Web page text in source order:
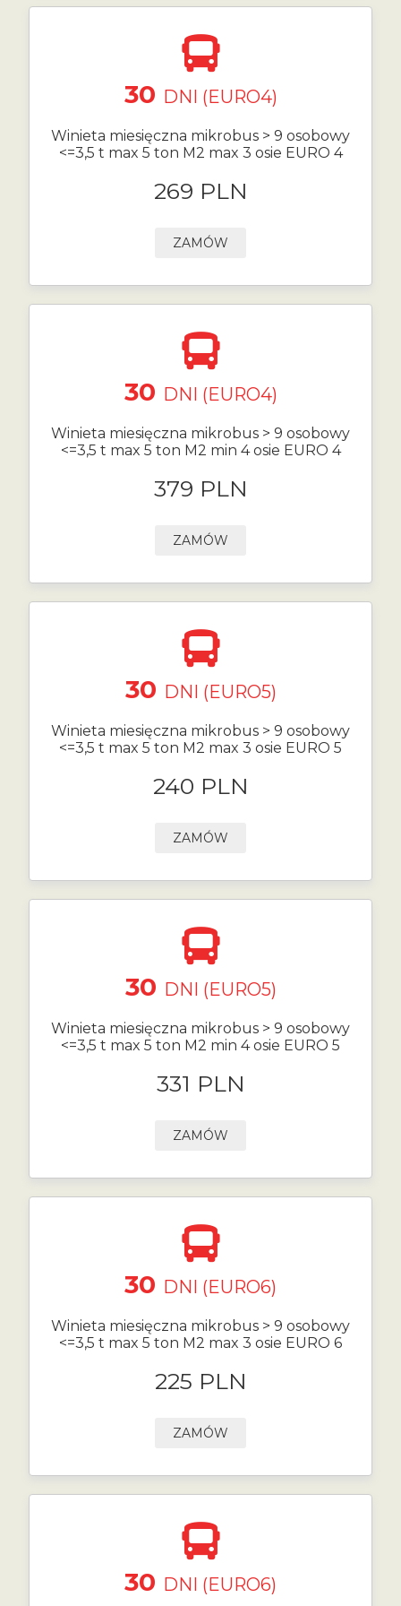
30 DNI (EURO4)
Winieta miesięczna mikrobus > 9 osobowy
<=3,5 t max 5 ton M2 max 3 osie EURO 4
269 PLN
ZAMÓW
30 DNI (EURO4)
Winieta miesięczna mikrobus > 9 osobowy
<=3,5 t max 5 ton M2 min 4 osie EURO 4
379 PLN
ZAMÓW
30 DNI (EURO5)
Winieta miesięczna mikrobus > 9 osobowy
<=3,5 t max 5 ton M2 max 3 osie EURO 5
240 PLN
ZAMÓW
30 DNI (EURO5)
Winieta miesięczna mikrobus > 9 osobowy
<=3,5 t max 5 ton M2 min 4 osie EURO 5
331 PLN
ZAMÓW
30 DNI (EURO6)
Winieta miesięczna mikrobus > 9 osobowy
<=3,5 t max 5 ton M2 max 3 osie EURO 6
225 PLN
ZAMÓW
30 DNI (EURO6)